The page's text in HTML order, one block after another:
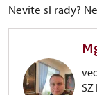
Nevíte si rady?